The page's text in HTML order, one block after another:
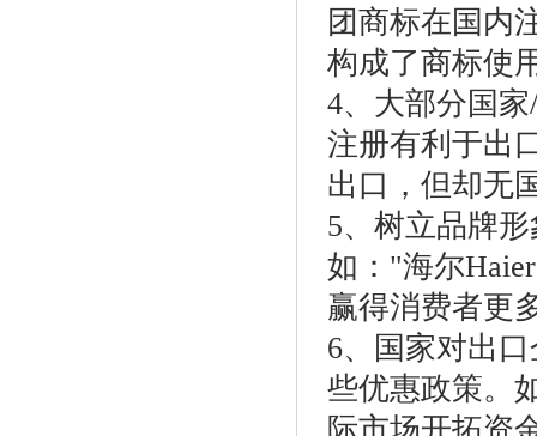
团商标在国内
构成了商标使
4、大部分国
注册有利于出
出口，但却无
5、树立品牌
如："海尔
赢得消费者更
6、国家对出
些优惠政策。